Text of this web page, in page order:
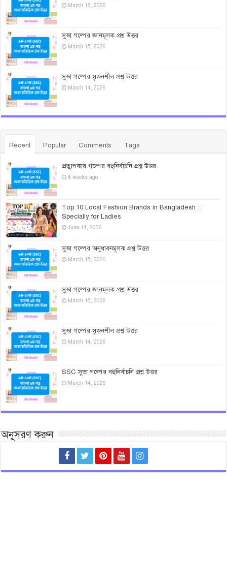
March 15, 2026
সুভা গল্পের জ্ঞানমূলক প্রশ্ন উত্তর
March 15, 2026
সুভা গল্পের সৃজনশীল প্রশ্ন উত্তর
March 14, 2026
Recent Popular Comments Tags
প্রত্যুপকার গল্পের বহুনির্বাচনি প্রশ্ন উত্তর
4 weeks ago
Top 10 Local Fashion Brands in Bangladesh :
Specially for Ladies
June 14, 2026
সুভা গল্পের অনুধাবনমূলক প্রশ্ন উত্তর
March 15, 2026
সুভা গল্পের জ্ঞানমূলক প্রশ্ন উত্তর
March 15, 2026
সুভা গল্পের সৃজনশীল প্রশ্ন উত্তর
March 14, 2026
SSC সুভা গল্পের বহুনির্বাচনি প্রশ্ন উত্তর
March 14, 2026
অনুসরণ করুন